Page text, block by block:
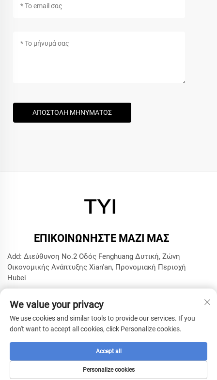
ΑΠΟΣΤΟΛΗ ΜΗΝΥΜΑΤΟΣ
ΕΠΙΚΟΙΝΩΝΉΣΤΕ ΜΑΖΊ ΜΑΣ
Add: Διεύθυνση No.2 Οδός Fenghuang Δυτική, Ζώνη
Οικονομικής Ανάπτυξης Xian'an, Προνομιακή Περιοχή
Hubei
Ηλ. Διεύθυνση:[email protected]
Copyright © 2025 από την Εταιρεία Τεχνολογίας Μοντέλων
TYI της Xianning -Πολιτική απορρήτου
We value your privacy
We use cookies and similar tools to provide our services. If you
don't want to accept all cookies, click Personalize cookies.
Personalize cookies
Accept all